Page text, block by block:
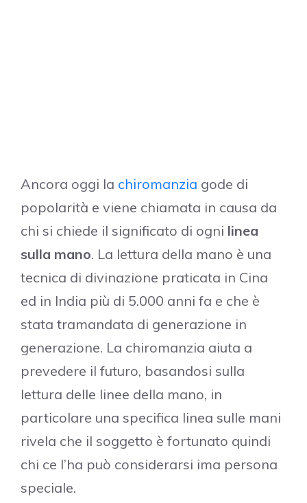
Ancora oggi la chiromanzia gode di
popolarità e viene chiamata in causa da
chi si chiede il significato di ogni linea
sulla mano. La lettura della mano è una
tecnica di divinazione praticata in Cina
ed in India più di 5.000 anni fa e che è
stata tramandata di generazione in
generazione. La chiromanzia aiuta a
prevedere il futuro, basandosi sulla
lettura delle linee della mano, in
particolare una specifica linea sulle mani
rivela che il soggetto è fortunato quindi
chi ce l’ha può considerarsi ima persona
speciale.